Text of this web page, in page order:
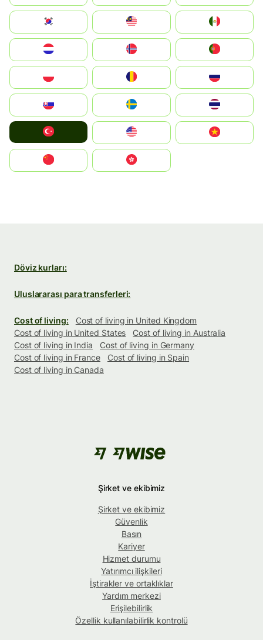
South Korea
United States
中國香港特別行政區
Döviz kurları:
Uluslararası para transferleri:
Cost of living:
Cost of living in United Kingdom
Cost of living in United States
Cost of living in Australia
Cost of living in India
Cost of living in Germany
Cost of living in France
Cost of living in Spain
Cost of living in Canada
Şirket ve ekibimiz
Şirket ve ekibimiz
Güvenlik
Basın
Kariyer
Hizmet durumu
Yatırımcı ilişkileri
İştirakler ve ortaklıklar
Yardım merkezi
Erişilebilirlik
Özellik kullanılabilirlik kontrolü